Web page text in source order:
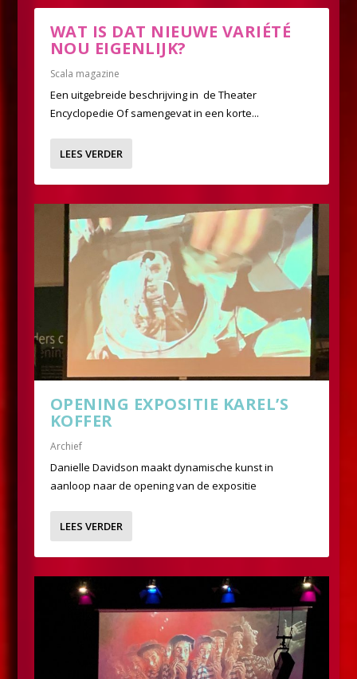
WAT IS DAT NIEUWE VARIÉTÉ
NOU EIGENLIJK?
Scala magazine
Een uitgebreide beschrijving in de Theater
Encyclopedie Of samengevat in een korte...
LEES VERDER
OPENING EXPOSITIE KAREL’S
KOFFER
Archief
Danielle Davidson maakt dynamische kunst in
aanloop naar de opening van de expositie
LEES VERDER